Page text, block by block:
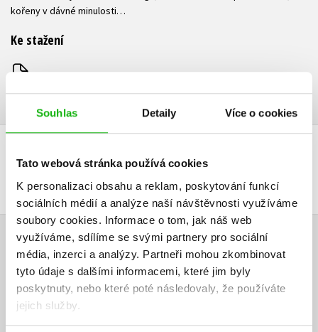
Souhlas Detaily Více o cookies
Tato webová stránka používá cookies
K personalizaci obsahu a reklam, poskytování funkcí
sociálních médií a analýze naší návštěvnosti využíváme
soubory cookies. Informace o tom, jak náš web
využíváme, sdílíme se svými partnery pro sociální
média, inzerci a analýzy. Partneři mohou zkombinovat
tyto údaje s dalšími informacemi, které jim byly
poskytnuty, nebo které poté následovaly, že používáte
jejich služby.
kořeny v dávné minulosti…
Ke stažení
DALŠÍ TITULY Z ŘADY "MONSTER HIGH"
HODNOCENÍ ČTENÁŘŮ
V současné době nejsou vytvořena žádná uživatelská hodnocení.
Vaše hodnocení